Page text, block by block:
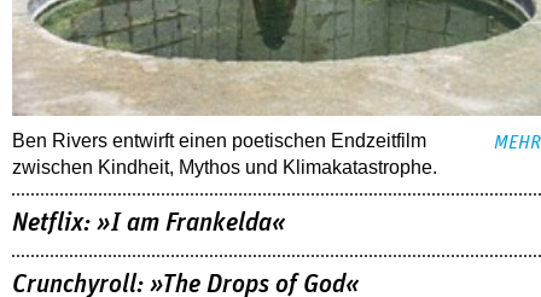
Ben Rivers entwirft einen poetischen Endzeitfilm
zwischen Kindheit, Mythos und Klimakatastrophe.
MEHR
Netflix: »I am Frankelda«
Crunchyroll: »The Drops of God«